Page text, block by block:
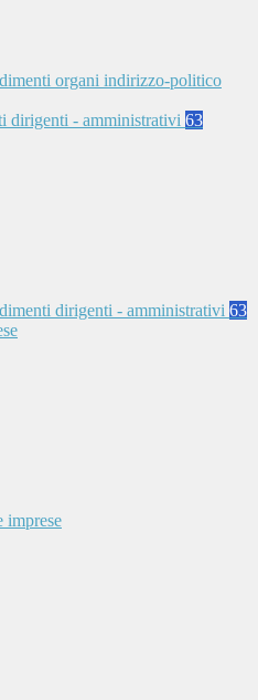
organi indirizzo-politico
dirigenti - amministrativi 63
dirigenti - amministrativi 63
imprese